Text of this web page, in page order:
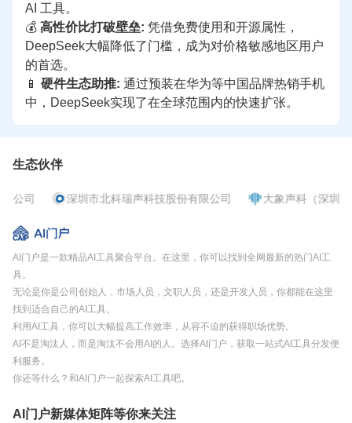
AI 工具。
💰 高性价比打破壁垒: 凭借免费使用和开源属性，
DeepSeek大幅降低了门槛，成为对价格敏感地区用户
的首选。
📱 硬件生态助推: 通过预装在华为等中国品牌热销手机
中，DeepSeek实现了在全球范围内的快速扩张。
生态伙伴
公司 深圳市北科瑞声科技股份有限公司 大象声科（深圳）
AI门户是一款精品AI工具聚合平台。在这里，你可以找到全网最新的热门AI工
具。
无论是你是公司创始人，市场人员，文职人员，还是开发人员，你都能在这里
找到适合自己的AI工具。
利用AI工具，你可以大幅提高工作效率，从容不迫的获得职场优势。
AI不是淘汰人，而是淘汰不会用AI的人。选择AI门户，获取一站式AI工具分发便
利服务。
你还等什么？和AI门户一起探索AI工具吧。
AI门户新媒体矩阵等你来关注